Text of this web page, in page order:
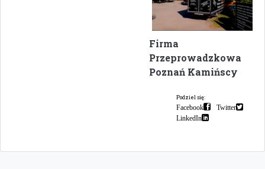
Firma
Przeprowadzkowa
Poznań Kamińscy
Podziel się:
Facebook
Twitter
LinkedIn